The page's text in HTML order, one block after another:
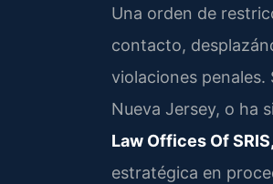
Una orden de
contacto,
violaciones
Nueva Jersey, o ha
Law Offices Of
estratégica en